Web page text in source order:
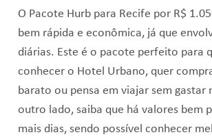
O Pacote Hurb para Recife por R$
bem rápida e econômica, já que
diárias. Este é o pacote perfeito para
conhecer o Hotel Urbano, quer
barato ou pensa em viajar sem gastar
outro lado, saiba que há valores bem
mais dias, sendo possível conhecer